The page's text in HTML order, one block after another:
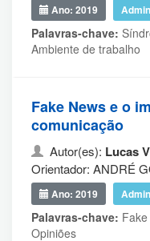
Ano: 2019
Palavras-chave:
Ambiente de trabalho
Fake News e o
comunicação
Autor(es): Lucas
Orientador: ANDRÉ
Ano: 2019
Palavras-chave:
Opiniões